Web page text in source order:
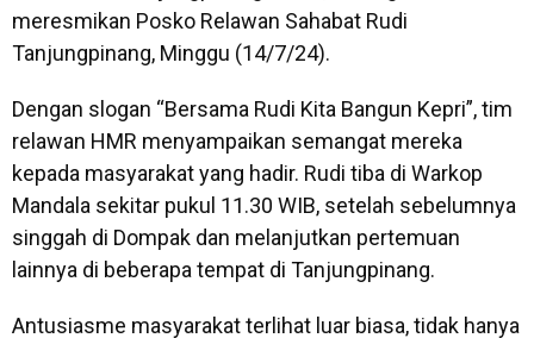
meresmikan Posko Relawan Sahabat Rudi
Tanjungpinang, Minggu (14/7/24).
Dengan slogan “Bersama Rudi Kita Bangun Kepri”, tim
relawan HMR menyampaikan semangat mereka
kepada masyarakat yang hadir. Rudi tiba di Warkop
Mandala sekitar pukul 11.30 WIB, setelah sebelumnya
singgah di Dompak dan melanjutkan pertemuan
lainnya di beberapa tempat di Tanjungpinang.
Antusiasme masyarakat terlihat luar biasa, tidak hanya